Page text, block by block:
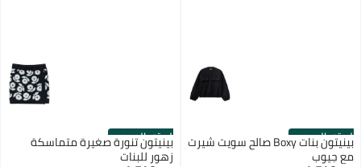
الستور الرسمي بينيتون بنات Boxy صالح سويت شيرت
مع جيوب
الستور الرسمي
بينيتون تنورة صغيرة متماسكة
زهور للبنات